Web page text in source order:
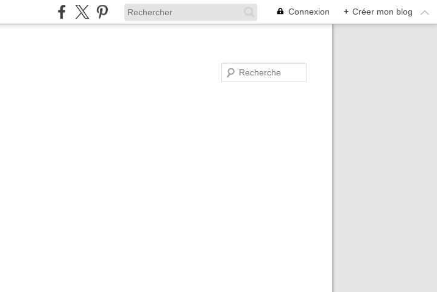
Connexion + Créer mon blog